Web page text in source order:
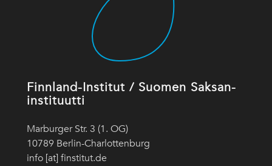
Finnland-Institut / Suomen Saksan-
instituutti
Marburger Str. 3 (1. OG)
10789 Berlin-Charlottenburg
info [at] finstitut.de